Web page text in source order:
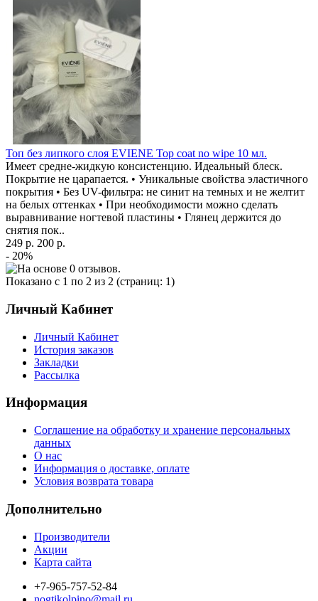
Топ без липкого слоя EVIENE Top coat no wipe 10 мл.
Имеет средне-жидкую консистенцию. Идеальный блеск.
Покрытие не царапается. • Уникальные свойства эластичного
покрытия • Без UV-фильтра: не синит на темных и не желтит
на белых оттенках • При необходимости можно сделать
выравнивание ногтевой пластины • Глянец держится до
снятия пок..
249 р. 200 р.
- 20%
Показано с 1 по 2 из 2 (страниц: 1)
Личный Кабинет
Личный Кабинет
История заказов
Закладки
Рассылка
Информация
Соглашение на обработку и хранение персональных
данных
О нас
Информация о доставке, оплате
Условия возврата товара
Дополнительно
Производители
Акции
Карта сайта
+7-965-757-52-84